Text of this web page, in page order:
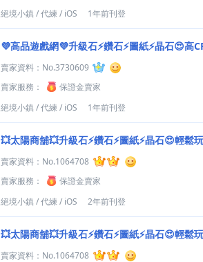
絕境小鎮 /代練 / iOS 1年前刊登
💜高品遊戲網💜升級石⚡鑽石⚡圖紙⚡晶石😍高
賣家資料： No.3730609
賣家服務：
保證金賣家
絕境小鎮 /代練 / iOS 1年前刊登
💥太陽商舖💥升級石⚡鑽石⚡圖紙⚡晶石😍輕鬆
賣家資料： No.1064708
賣家服務：
保證金賣家
絕境小鎮 /代練 / iOS 2年前刊登
💥太陽商舖💥升級石⚡鑽石⚡圖紙⚡晶石😍輕鬆
賣家資料： No.1064708